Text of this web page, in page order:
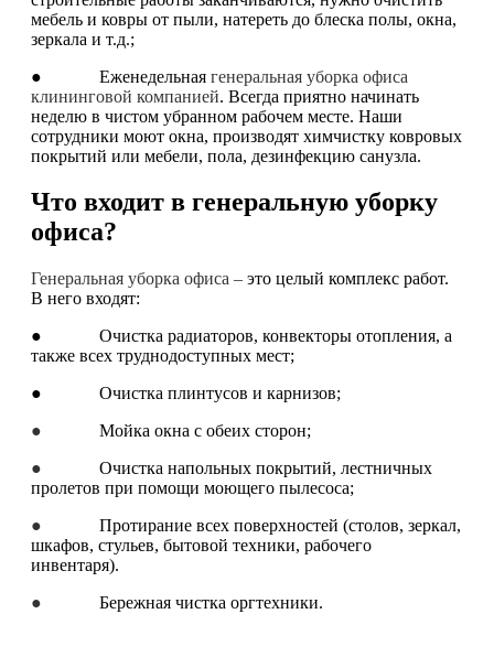
мебель и ковры от пыли, натереть до блеска полы, окна,
зеркала и т.д.;
● Еженедельная генеральная уборка офиса
клининговой компанией. Всегда приятно начинать
неделю в чистом убранном рабочем месте. Наши
сотрудники моют окна, производят химчистку ковровых
покрытий или мебели, пола, дезинфекцию санузла.
Что входит в генеральную уборку
офиса?
Генеральная уборка офиса – это целый комплекс работ.
В него входят:
● Очистка радиаторов, конвекторы отопления, а
также всех труднодоступных мест;
● Очистка плинтусов и карнизов;
● Мойка окна с обеих сторон;
● Очистка напольных покрытий, лестничных
пролетов при помощи моющего пылесоса;
● Протирание всех поверхностей (столов, зеркал,
шкафов, стульев, бытовой техники, рабочего
инвентаря).
● Бережная чистка оргтехники.